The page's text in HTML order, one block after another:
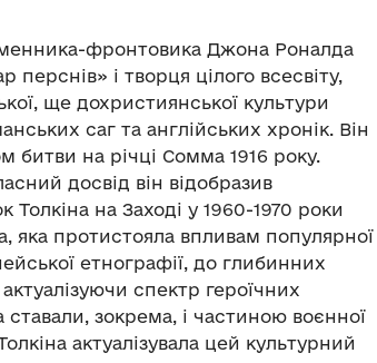
фронтовика Джона Роналда
перснів» і творця цілого всесвіту,
ще дохристиянської культури
саг та англійських хронік. Він
битви на річці Сомма 1916 року.
досвід він відобразив
Толкіна на Заході у 1960-1970 роки
яка протистояла впливам популярної
етнографії, до глибинних
спектр героїчних
зокрема, і частиною воєнної
актуалізувала цей культурний